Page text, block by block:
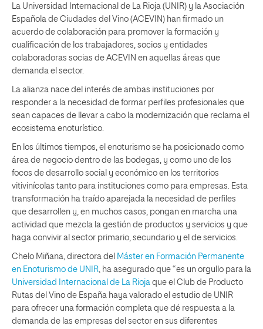
La Universidad Internacional de La Rioja (UNIR) y la Asociación
Española de Ciudades del Vino (ACEVIN) han firmado un
acuerdo de colaboración para promover la formación y
cualificación de los trabajadores, socios y entidades
colaboradoras socias de ACEVIN en aquellas áreas que
demanda el sector.
La alianza nace del interés de ambas instituciones por
responder a la necesidad de formar perfiles profesionales que
sean capaces de llevar a cabo la modernización que reclama el
ecosistema enoturístico.
En los últimos tiempos, el enoturismo se ha posicionado como
área de negocio dentro de las bodegas, y como uno de los
focos de desarrollo social y económico en los territorios
vitivinícolas tanto para instituciones como para empresas. Esta
transformación ha traído aparejada la necesidad de perfiles
que desarrollen y, en muchos casos, pongan en marcha una
actividad que mezcla la gestión de productos y servicios y que
haga convivir al sector primario, secundario y el de servicios.
Chelo Miñana, directora del Máster en Formación Permanente
en Enoturismo de UNIR , ha asegurado que “es un orgullo para la
Universidad Internacional de La Rioja que el Club de Producto
Rutas del Vino de España haya valorado el estudio de UNIR
para ofrecer una formación completa que dé respuesta a la
demanda de las empresas del sector en sus diferentes